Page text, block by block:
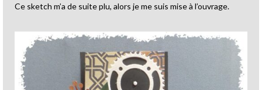
Ce sketch m’a de suite plu, alors je me suis mise à l’ouvrage.